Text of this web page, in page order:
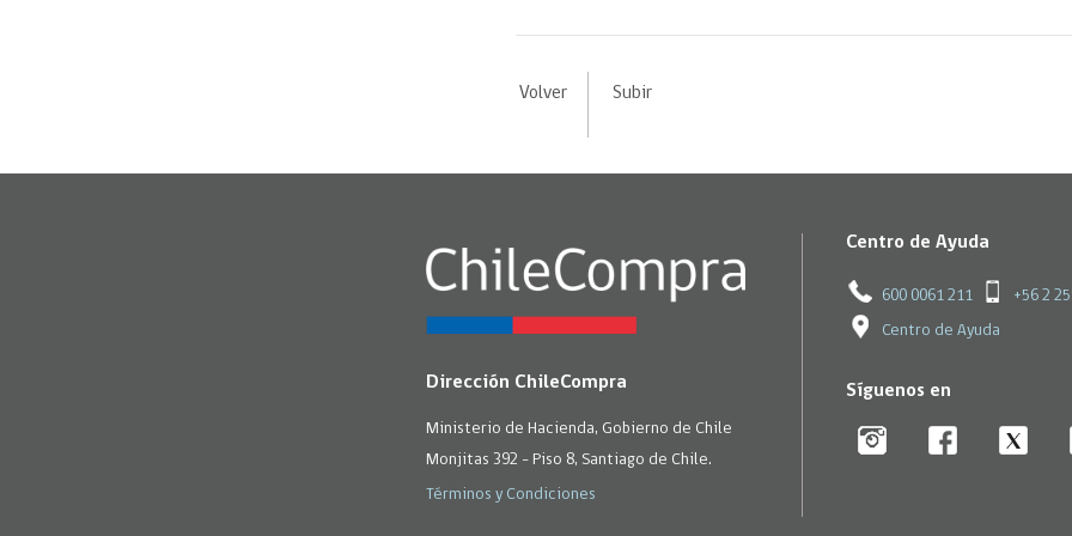
Volver Subir
Dirección ChileCompra
Ministerio de Hacienda, Gobierno de Chile
Monjitas 392 - Piso 8, Santiago de Chile.
Términos y Condiciones
Centro de Ayuda
600 0061 211 +56 2
Centro de Ayuda
Síguenos en